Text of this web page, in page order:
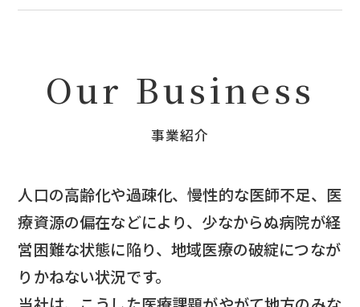
Our Business
事業紹介
人口の高齢化や過疎化、慢性的な医師不足、医
療資源の偏在などにより、 少なからぬ病院が経
営困難な状態に陥り、地域医療の破綻につなが
りかねない状況です。